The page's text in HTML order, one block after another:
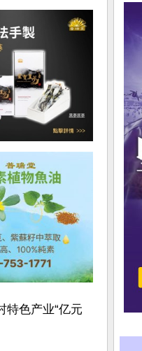
特色产业“亿元